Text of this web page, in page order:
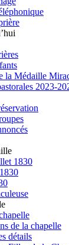
la Médaille
2023-
1830
de la chapelle
détails